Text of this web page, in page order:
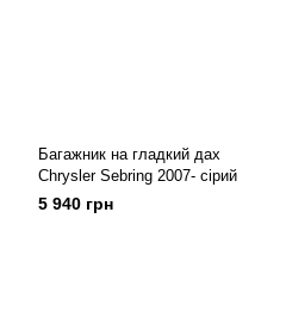
Багажник на гладкий дах
Chrysler Sebring 2007- сірий
5 940 грн